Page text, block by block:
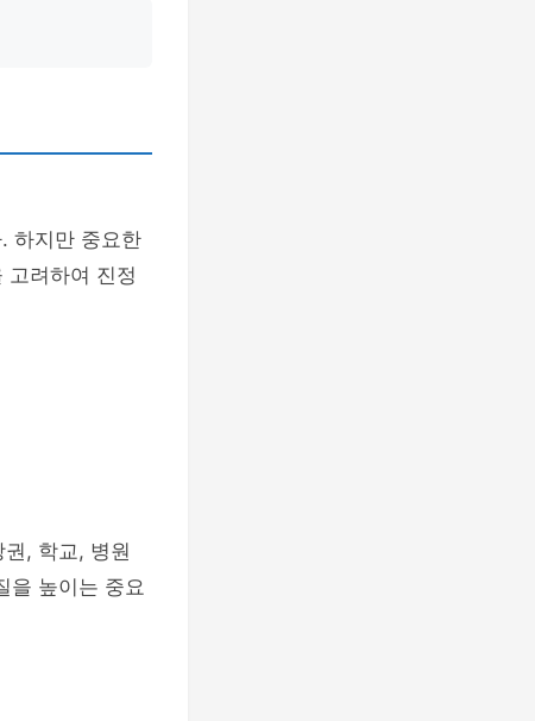
하지만 중요한
고려하여 진정
, 학교, 병원
을 높이는 중요